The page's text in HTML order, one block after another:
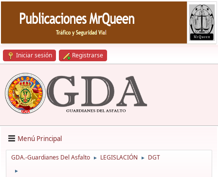
Iniciar sesión Registrarse
Menú Principal
GDA.-Guardianes Del Asfalto ► LEGISLACIÓN ► DGT
►